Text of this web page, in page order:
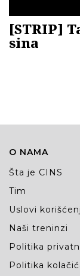
[STRIP]
sina
O NAMA
Šta je CINS
Tim
Uslovi
Naši treninzi
Politika
Politika